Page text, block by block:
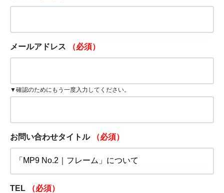
メールアドレス （必須）
▼確認のためにもう一度入力してください。
お問い合わせタイトル （必須）
TEL （必須）